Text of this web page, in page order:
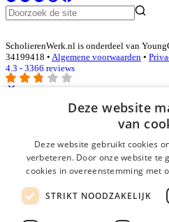
ScholierenWerk.nl is onderdeel van
34199418 • Algemene voorwaarden •
4.3 - 3366 reviews
E-mail*
Wachtwoord
login gegevens onthouden
Deze website
van
Deze website gebruikt cookies
verbeteren. Door onze website te
cookies in overeenstemming met
STRIKT NOODZAKELIJK